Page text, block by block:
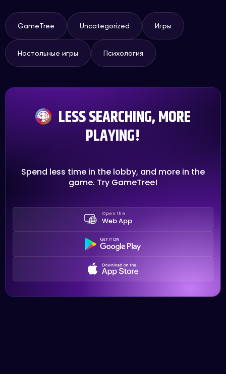
GameTree Uncategorized Игры
Настольные игры Психология
LESS SEARCHING, MORE
PLAYING!
Spend less time in the lobby, and more in the
game. Try GameTree!
Open the
Web App